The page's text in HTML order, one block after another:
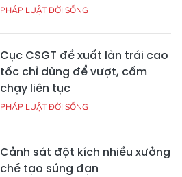
PHÁP LUẬT ĐỜI SỐNG
Cục CSGT đề xuất làn trái cao
tốc chỉ dùng để vượt, cấm
chạy liên tục
PHÁP LUẬT ĐỜI SỐNG
Cảnh sát đột kích nhiều xưởng
chế tạo súng đạn